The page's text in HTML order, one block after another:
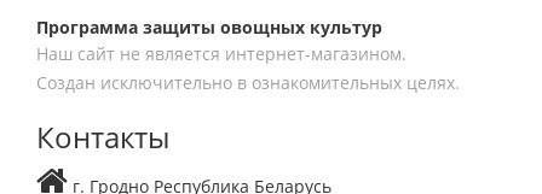
Программа защиты овощных культур
Наш сайт не является интернет-магазином.
Создан исключительно в ознакомительных целях.
Контакты
г. Гродно Республика Беларусь